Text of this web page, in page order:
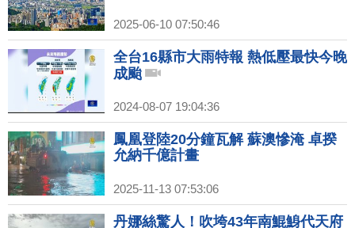
2025-06-10 07:50:46
全台16縣市大雨特報 熱低壓最快今晚
成颱
2024-08-07 19:04:36
鳳凰登陸20分鐘瓦解 蘇澳慘淹 卓揆
允納千億計畫
2025-11-13 07:53:06
丹娜絲驚人！吹垮43年南鯤鯓代天府